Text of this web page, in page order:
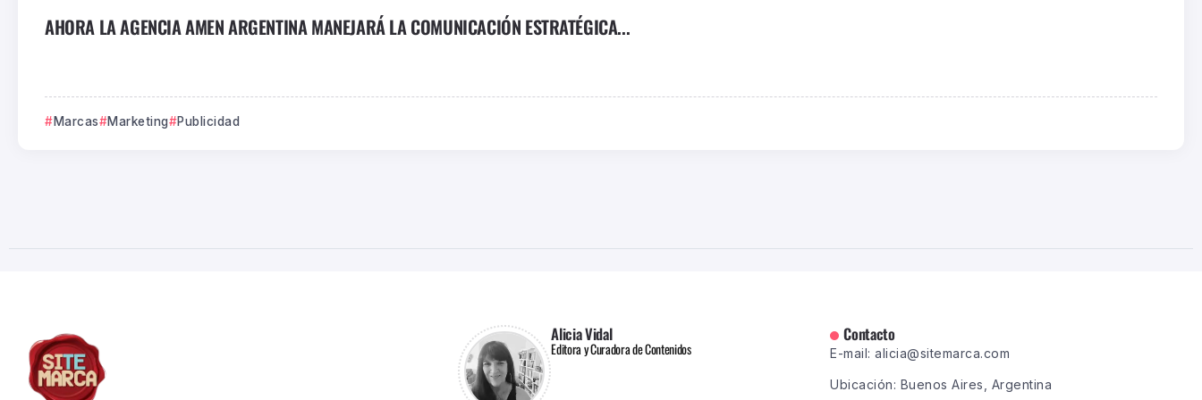
AHORA LA AGENCIA AMEN ARGENTINA MANEJARÁ LA COMUNICACIÓN ESTRATÉGICA...
Marcas Marketing Publicidad
Alicia Vidal
Editora y Curadora de Contenidos
Contacto
E-mail: alicia@sitemarca.com
Ubicación: Buenos Aires, Argentina